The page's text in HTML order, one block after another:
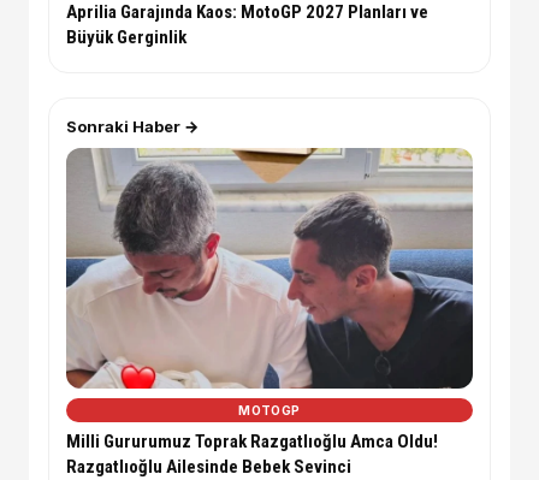
Aprilia Garajında Kaos: MotoGP 2027 Planları ve
Büyük Gerginlik
Sonraki Haber →
MOTOGP
Milli Gururumuz Toprak Razgatlıoğlu Amca Oldu!
Razgatlıoğlu Ailesinde Bebek Sevinci